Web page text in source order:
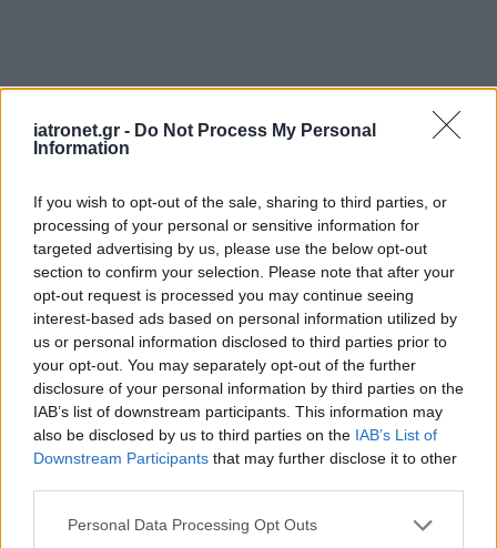
iatronet.gr - Do Not Process My Personal
Information
If you wish to opt-out of the sale, sharing to third parties, or
processing of your personal or sensitive information for
targeted advertising by us, please use the below opt-out
section to confirm your selection. Please note that after your
opt-out request is processed you may continue seeing
interest-based ads based on personal information utilized by
us or personal information disclosed to third parties prior to
your opt-out. You may separately opt-out of the further
disclosure of your personal information by third parties on the
IAB’s list of downstream participants. This information may
also be disclosed by us to third parties on the IAB’s List of
Downstream Participants that may further disclose it to other
Please note that this website/app uses one or more Google
Personal Data Processing Opt Outs
ΜΠΕΙΤΕ ΣΤΗ ΣΥΖΗΤΗΣΗ
Loading...